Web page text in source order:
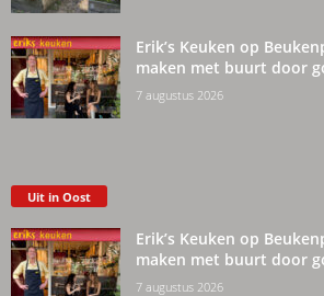
Erik’s Keuken op
maken met buurt door
7 augustus 2026
Uit in Oost
Erik’s Keuken op
maken met buurt door
7 augustus 2026